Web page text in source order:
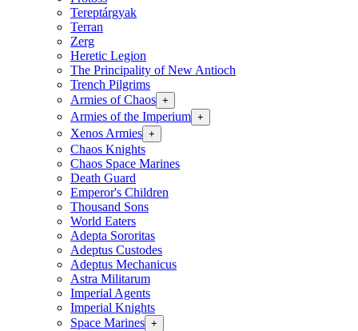
Tereptárgyak
Terran
Zerg
Heretic Legion
The Principality of New Antioch
Trench Pilgrims
Armies of Chaos +
Armies of the Imperium +
Xenos Armies +
Chaos Knights
Chaos Space Marines
Death Guard
Emperor's Children
Thousand Sons
World Eaters
Adepta Sororitas
Adeptus Custodes
Adeptus Mechanicus
Astra Militarum
Imperial Agents
Imperial Knights
Space Marines +